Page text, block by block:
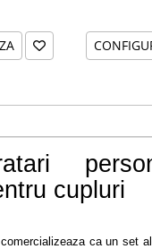
cupluri
ca un set